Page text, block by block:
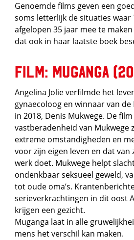
Genoemde films geven een
soms letterlijk de situaties waar
afgelopen 35 jaar mee te
dat ook in haar laatste boek
Film: Muganga
Angelina Jolie verfilmde het
gynaecoloog en winnaar van
in 2018, Denis Mukwege. De
vastberadenheid van Mukwege
extreme omstandigheden en
voor zijn eigen leven en dat van
werk doet. Mukwege helpt
ondenkbaar seksueel geweld,
tot oude oma’s.
serieverkrachtingen in dit oost
krijgen een gezicht.
Muganga laat in alle
mens het verschil kan maken.